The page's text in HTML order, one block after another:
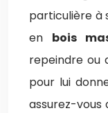
particulière à
en bois
repeindre ou
pour lui
assurez-